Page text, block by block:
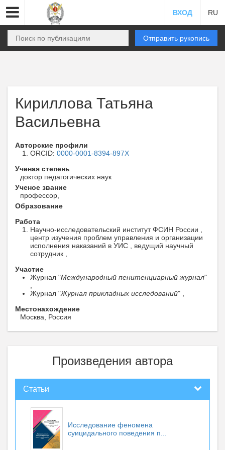
ВХОД RU
Отправить рукопись
Кириллова Татьяна
Васильевна
Авторские профили
ORCID: 0000-0001-8394-897X
Ученая степень
доктор педагогических наук
Ученое звание
профессор,
Образование
Работа
Научно-исследовательский институт ФСИН России ,
центр изучения проблем управления и организации
исполнения наказаний в УИС , ведущий научный
сотрудник ,
Участие
Журнал "Международный пенитенциарный журнал"
Журнал "Журнал прикладных исследований" ,
Местонахождение
Москва, Россия
Произведения автора
Статьи
Исследование феномена
суицидального поведения п...